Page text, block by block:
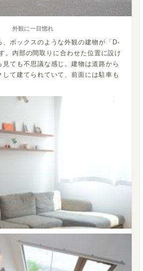
外観に一目惚れ
、ボックスのような外観の建物が「D-
。内部の間取りに合わせた位置に設け
見ても不思議な感じ。建物は道路から
して建てられていて、前面には駐車も